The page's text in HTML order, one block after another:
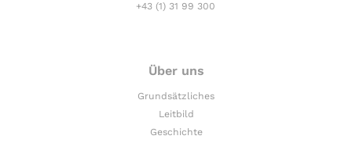
+43 (1) 31 99 300
Über uns
Grundsätzliches
Leitbild
Geschichte